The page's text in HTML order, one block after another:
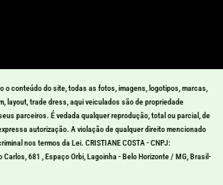
o conteúdo do site, todas as fotos, imagens, logotipos, marcas,
layout, trade dress, aqui veiculados são de propriedade
parceiros. É vedada qualquer reprodução, total ou parcial, de
autorização. A violação de qualquer direito mencionado
nos termos da Lei. CRISTIANE COSTA - CNPJ:
681 , Espaço Orbi, Lagoinha - Belo Horizonte / MG, Brasil-